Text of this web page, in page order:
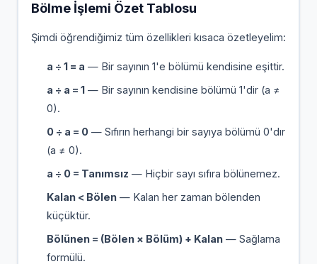
Bölme İşlemi Özet Tablosu
Şimdi öğrendiğimiz tüm özellikleri kısaca özetleyelim:
a ÷ 1 = a — Bir sayının 1'e bölümü kendisine eşittir.
a ÷ a = 1— Bir sayının kendisine bölümü 1'dir (a ≠
0).
0 ÷ a = 0— Sıfırın herhangi bir sayıya bölümü 0'dır
(a ≠ 0).
a ÷ 0 = Tanımsız — Hiçbir sayı sıfıra bölünemez.
Kalan < Bölen— Kalan her zaman bölenden
küçüktür.
Bölünen = (Bölen × Bölüm) + Kalan— Sağlama
formülü.